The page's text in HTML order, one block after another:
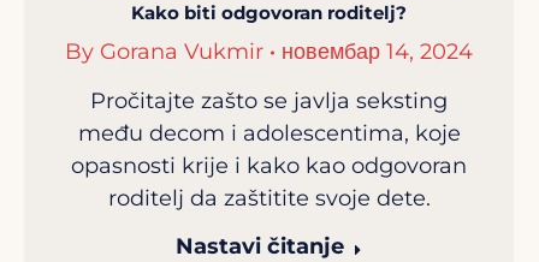
Kako biti odgovoran roditelj?
By Gorana Vukmir
новембар 14, 2024
Pročitajte zašto se javlja seksting
među decom i adolescentima, koje
opasnosti krije i kako kao odgovoran
roditelj da zaštitite svoje dete.
Nastavi čitanje